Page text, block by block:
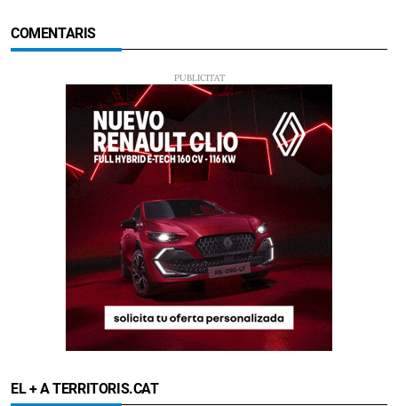
COMENTARIS
EL + A TERRITORIS.CAT